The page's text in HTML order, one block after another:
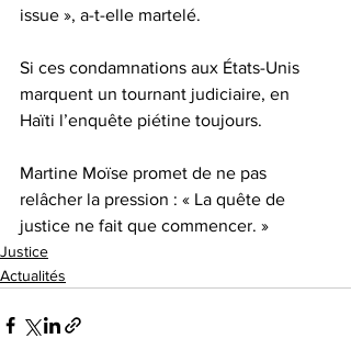
issue », a-t-elle martelé.
Si ces condamnations aux États-Unis
marquent un tournant judiciaire, en
Haïti l’enquête piétine toujours.
Martine Moïse promet de ne pas
relâcher la pression : « La quête de
justice ne fait que commencer. »
Justice
Actualités